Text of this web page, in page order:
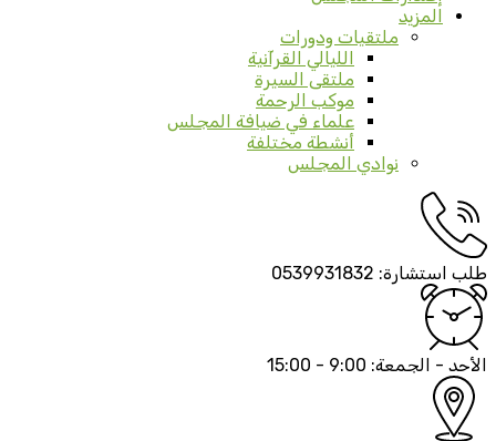
المزيد
ملتقيات ودورات
الليالي القرآنية
ملتقى السيرة
موكب الرحمة
علماء في ضيافة المجلس
أنشطة مختلفة
نوادي المجلس
طلب استشارة: 0539931832
الأحد - الجمعة: 9:00 - 15:00